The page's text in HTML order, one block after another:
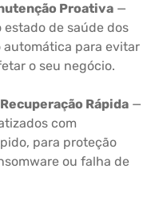
Proativa —
de saúde dos
automática para evitar
o seu negócio.
Rápida —
com
para proteção
ou falha de